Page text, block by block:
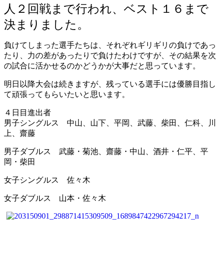
人２回戦まで行われ、ベスト１６まで
決まりました。
負けてしまった選手たちは、それぞれギリギリの負けであっ
たり、力の差があったりで負けたわけですが、その結果を次
の試合に活かせるのかどうかが大事だと思っています。
明日以降大会は続きますが、残っている選手には優勝目指し
て頑張ってもらいたいと思います。
４日目進出者
男子シングルス 中山、山下、平岡、武藤、柴田、仁科、川
上、齋藤
男子ダブルス 武藤・菊池、齋藤・中山、酒井・仁平、平
岡・柴田
女子シングルス 佐々木
女子ダブルス 山本・佐々木